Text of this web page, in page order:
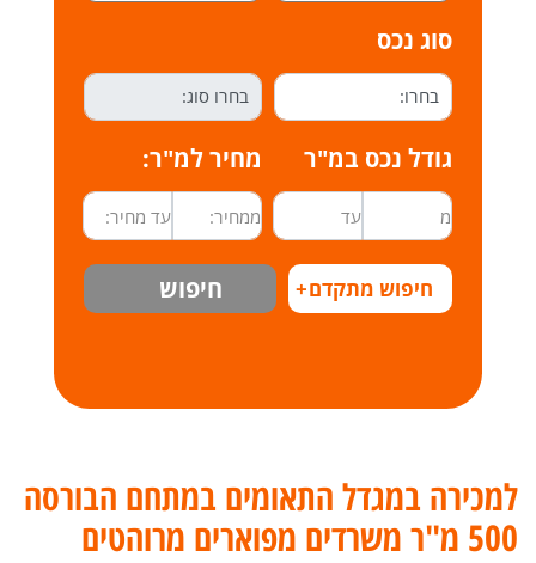
סוג נכס
גודל נכס במ"ר מחיר למ"ר:
חיפוש מתקדם+ חיפוש
למכירה במגדל התאומים במתחם הבורסה
500 מ"ר משרדים מפוארים מרוהטים